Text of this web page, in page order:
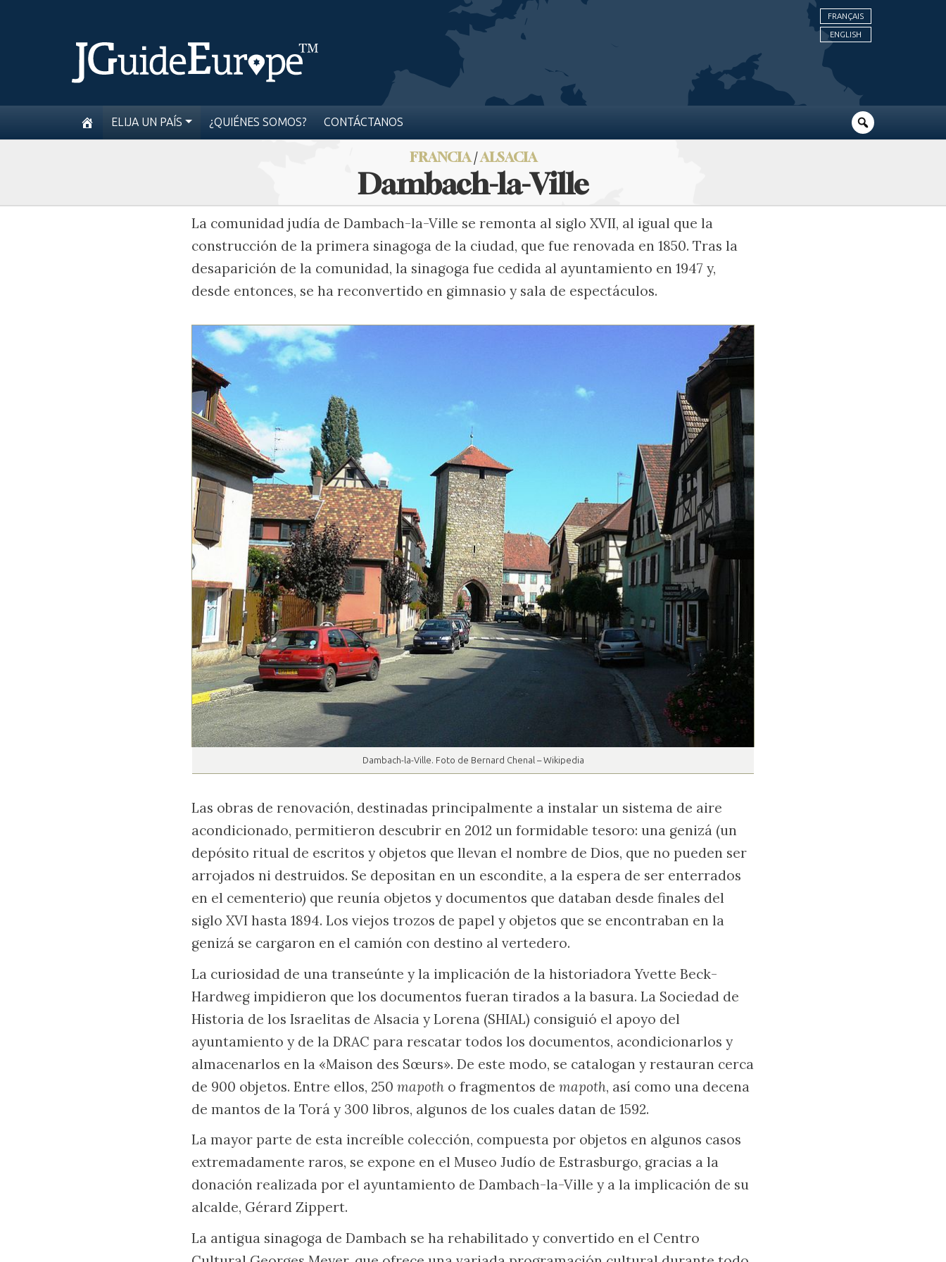
FRANÇAIS
ENGLISH
ELIJA UN PAÍS ¿QUIÉNES SOMOS? CONTÁCTANOS
FRANCIA/ALSACIA
Dambach-la-Ville
La comunidad judía de Dambach-la-Ville se remonta al siglo XVII, al igual que la
construcción de la primera sinagoga de la ciudad, que fue renovada en 1850. Tras la
desaparición de la comunidad, la sinagoga fue cedida al ayuntamiento en 1947 y,
desde entonces, se ha reconvertido en gimnasio y sala de espectáculos.
Dambach-la-Ville. Foto de Bernard Chenal – Wikipedia
Las obras de renovación, destinadas principalmente a instalar un sistema de aire
acondicionado, permitieron descubrir en 2012 un formidable tesoro: una genizá (un
depósito ritual de escritos y objetos que llevan el nombre de Dios, que no pueden ser
arrojados ni destruidos. Se depositan en un escondite, a la espera de ser enterrados
en el cementerio) que reunía objetos y documentos que databan desde finales del
siglo XVI hasta 1894. Los viejos trozos de papel y objetos que se encontraban en la
genizá se cargaron en el camión con destino al vertedero.
La curiosidad de una transeúnte y la implicación de la historiadora Yvette Beck-
Hardweg impidieron que los documentos fueran tirados a la basura. La Sociedad de
Historia de los Israelitas de Alsacia y Lorena (SHIAL) consiguió el apoyo del
ayuntamiento y de la DRAC para rescatar todos los documentos, acondicionarlos y
almacenarlos en la «Maison des Sœurs». De este modo, se catalogan y restauran cerca
de 900 objetos. Entre ellos, 250 mapoth o fragmentos de mapoth, así como una decena
de mantos de la Torá y 300 libros, algunos de los cuales datan de 1592.
La mayor parte de esta increíble colección, compuesta por objetos en algunos casos
extremadamente raros, se expone en el Museo Judío de Estrasburgo, gracias a la
donación realizada por el ayuntamiento de Dambach-la-Ville y a la implicación de su
alcalde, Gérard Zippert.
La antigua sinagoga de Dambach se ha rehabilitado y convertido en el Centro